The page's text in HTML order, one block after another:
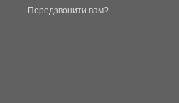
Передзвонити вам?